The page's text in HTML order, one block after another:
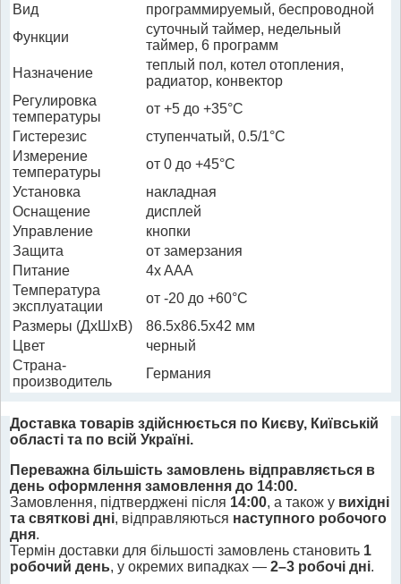
Вид
программируемый, беспроводной
Функции
суточный таймер, недельный
таймер, 6 программ
Назначение
теплый пол, котел отопления,
радиатор, конвектор
Регулировка
температуры
от +5 до +35°C
Гистерезис
ступенчатый, 0.5/1°C
Измерение
температуры
от 0 до +45°C
Установка
накладная
Оснащение
дисплей
Управление
кнопки
Защита
от замерзания
Питание
4x AAA
Температура
эксплуатации
от -20 до +60°C
Размеры (ДхШхВ)
86.5x86.5x42 мм
Цвет
черный
Страна-
производитель
Германия
Доставка товарів здійснюється по Києву, Київській
області та по всій Україні.
Переважна більшість замовлень відправляється в
день оформлення замовлення до 14:00.
Замовлення, підтверджені після 14:00, а також у вихідні
та святкові дні, відправляються наступного робочого
дня.
Термін доставки для більшості замовлень становить 1
робочий день, у окремих випадках — 2–3 робочі дні.